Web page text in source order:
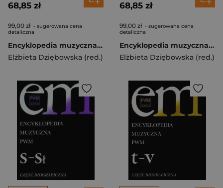
68,85 zł
99,00 zł - sugerowana cena
detaliczna
Encyklopedia muzyczna T7 N-Pa. Biograficzna
Elżbieta Dziębowska (red.)
68,85 zł
99,00 zł - sugerowana cena
detaliczna
Encyklopedia muzyczna T10 Sm-Ś. Biograficzna
Elżbieta Dziębowska (red.)